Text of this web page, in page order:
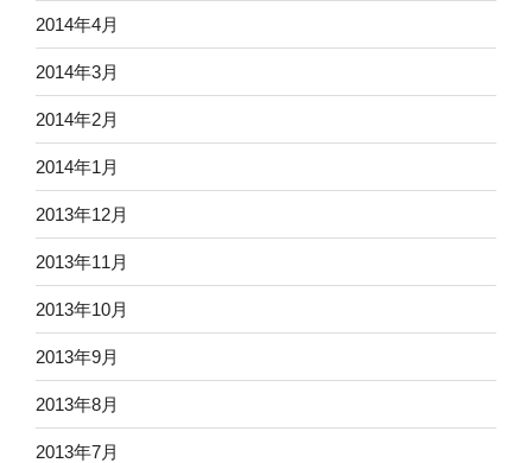
2014年4月
2014年3月
2014年2月
2014年1月
2013年12月
2013年11月
2013年10月
2013年9月
2013年8月
2013年7月